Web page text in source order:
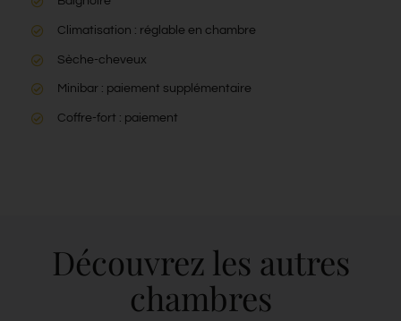
Climatisation : réglable en chambre
Sèche-cheveux
Minibar : paiement supplémentaire
Coffre-fort : paiement
Découvrez les autres
chambres